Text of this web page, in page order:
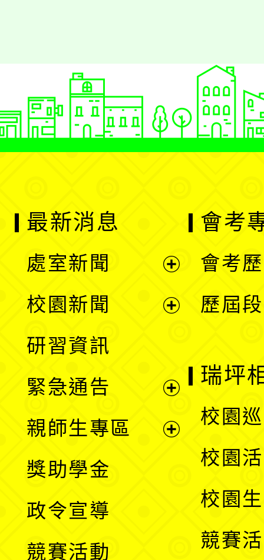
最新消息
處室新聞
單
校園新聞
選
單
研習資訊
緊急通告
親師生專區
獎助學金
政令宣導
競賽活動
會考
會考
歷屆
瑞坪
校園
校園
校園
競賽